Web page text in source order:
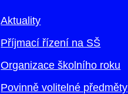
Aktuality
Příjmací řízení na SŠ
Organizace školního roku
Povinně volitelné předměty